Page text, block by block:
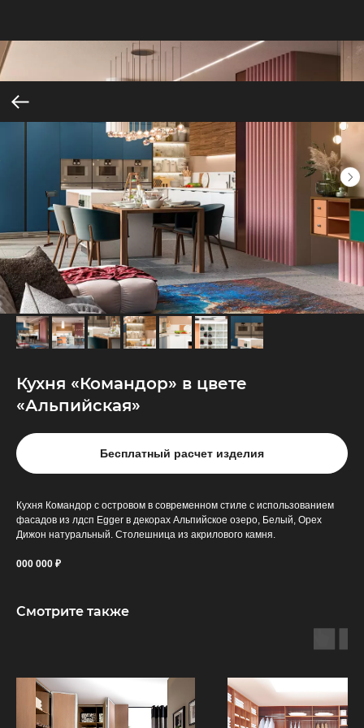
Кухня «Командор» в цвете
«Альпийская»
Бесплатный расчет изделия
Кухня Командор с островом в современном стиле с использованием
фасадов из лдсп Egger в декорах Альпийское озеро, Белый, Орех
Дижон натуральный. Столешница из акрилового камня.
000 000 ₽
Смотрите также